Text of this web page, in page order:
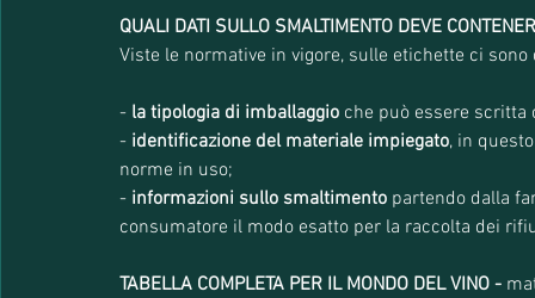
QUALI DATI SULLO SMALTIMENTO DEVE
Viste le normative in vigore, sulle etichette ci
- la tipologia di imballaggio che può essere scritta
- identificazione del materiale impiegato, in
norme in uso;
- informazioni sullo smaltimento partendo dalla
consumatore il modo esatto per la raccolta dei
TABELLA COMPLETA PER IL MONDO DEL VINO -